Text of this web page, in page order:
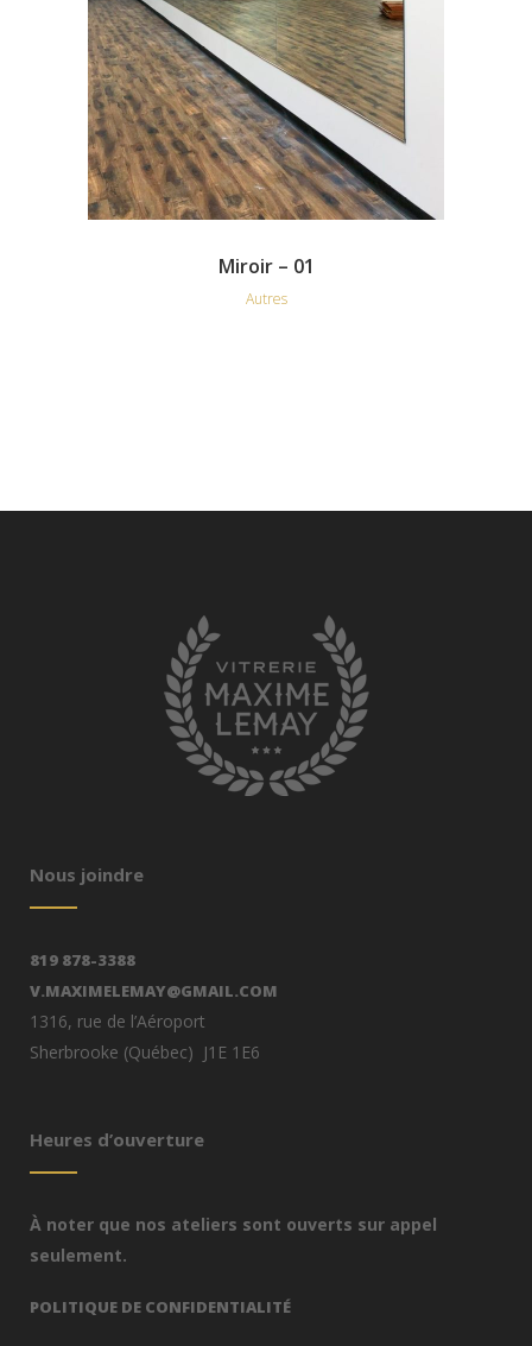
Miroir – 01
Autres
Nous joindre
819 878-3388
V.MAXIMELEMAY@GMAIL.COM
1316, rue de l’Aéroport
Sherbrooke (Québec) J1E 1E6
Heures d’ouverture
À noter que nos ateliers sont ouverts sur appel
seulement.
POLITIQUE DE CONFIDENTIALITÉ